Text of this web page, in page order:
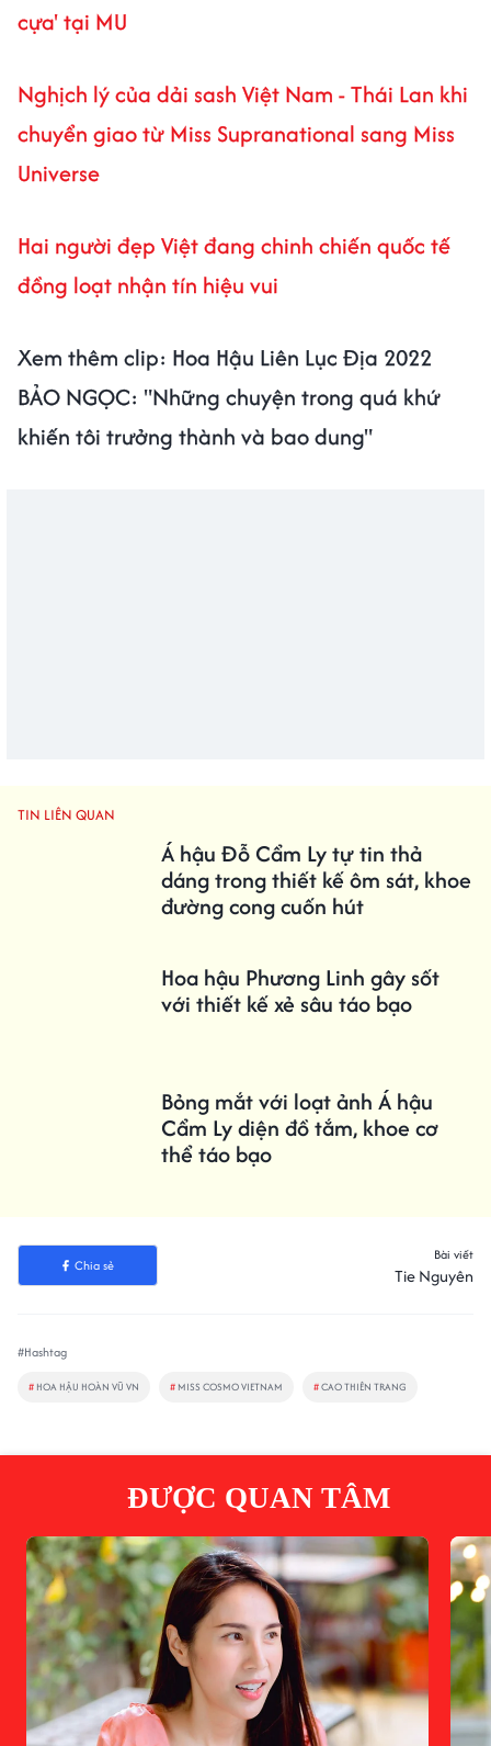
cựa' tại MU
Nghịch lý của dải sash Việt Nam - Thái Lan khi
chuyển giao từ Miss Supranational sang Miss
Universe
Hai người đẹp Việt đang chinh chiến quốc tế
đồng loạt nhận tín hiệu vui
Xem thêm clip: Hoa Hậu Liên Lục Địa 2022
BẢO NGỌC: "Những chuyện trong quá khứ
khiến tôi trưởng thành và bao dung"
TIN LIÊN QUAN
Á hậu Đỗ Cẩm Ly tự tin thả
dáng trong thiết kế ôm sát, khoe
đường cong cuốn hút
Hoa hậu Phương Linh gây sốt
với thiết kế xẻ sâu táo bạo
Bỏng mắt với loạt ảnh Á hậu
Cẩm Ly diện đồ tắm, khoe cơ
thể táo bạo
Chia sẻ
Bài viết
Tie Nguyên
#Hashtag
# HOA HẬU HOÀN VŨ VN # MISS COSMO VIETNAM #CAO THIÊN TRANG
ĐƯỢC QUAN TÂM